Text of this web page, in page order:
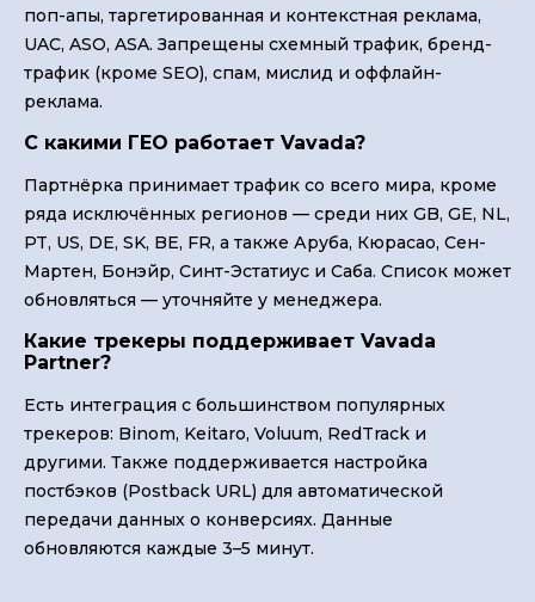
поп-апы, таргетированная и контекстная реклама,
UAC, ASO, ASA. Запрещены схемный трафик, бренд-
трафик (кроме SEO), спам, мислид и оффлайн-
реклама.
С какими ГЕО работает Vavada?
Партнёрка принимает трафик со всего мира, кроме
ряда исключённых регионов — среди них GB, GE, NL,
PT, US, DE, SK, BE, FR, а также Аруба, Кюрасао, Сен-
Мартен, Бонэйр, Синт-Эстатиус и Саба. Список может
обновляться — уточняйте у менеджера.
Какие трекеры поддерживает Vavada
Partner?
Есть интеграция с большинством популярных
трекеров: Binom, Keitaro, Voluum, RedTrack и
другими. Также поддерживается настройка
постбэков (Postback URL) для автоматической
передачи данных о конверсиях. Данные
обновляются каждые 3–5 минут.